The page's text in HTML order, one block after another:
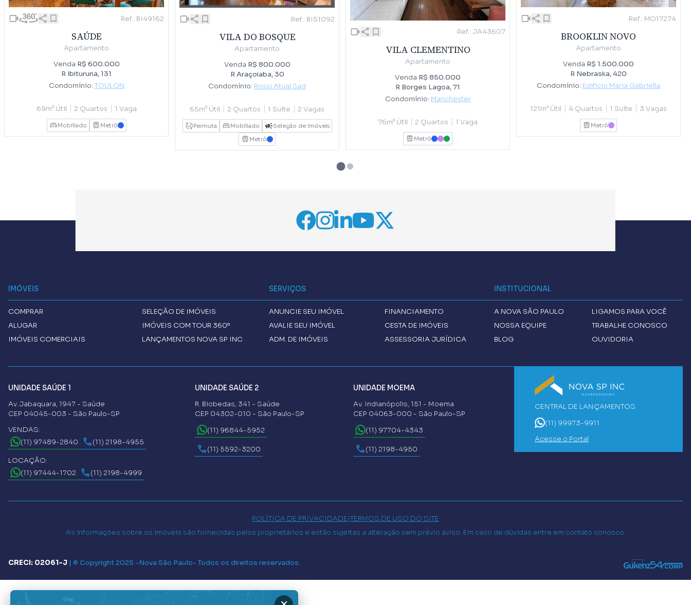
Ref.: BI49162
SAÚDE
Apartamento
Venda R$ 600.000
R Ibituruna, 131
Condomínio: TOULON
69m² Útil 2 Quartos 1 Vaga
Mobiliado Metrô AZUL
Ref.: BI51092
VILA DO BOSQUE
Apartamento
Venda R$ 800.000
R Araçoiaba, 30
Condomínio: Rossi Atual Sad
65m² Útil 2 Quartos 1 Suíte 2 Vagas
Permuta Mobiliado
Seleção de Imóveis
Metrô
AZUL
Ref.: JA43607
VILA CLEMENTINO
Apartamento
Venda R$ 850.000
R Borges Lagoa, 71
Condomínio: Manchester
76m² Útil | 2 Quartos | 1 Vaga
Metrô AZUL
LILASVERDE
Ref.: MO17274
BROOKLIN NOVO
Apartamento
Venda R$ 1.500.000
R Nebraska, 420
Condomínio: Edificio Maria Gabriella
121m² Útil 4 Quartos 1 Suíte 3 Vagas
Metrô LILAS
IMÓVEIS
COMPRAR
ALUGAR
IMÓVEIS COMERCIAIS
SELEÇÃO DE IMÓVEIS
IMÓVEIS COM TOUR 360º
LANÇAMENTOS NOVA SP INC
SERVIÇOS
ANUNCIE SEU IMÓVEL
AVALIE SEU IMÓVEL
ADM. DE IMÓVEIS
FINANCIAMENTO
CESTA DE IMÓVEIS
ASSESSORIA JURÍDICA
INSTITUCIONAL
A NOVA SÃO PAULO
NOSSA EQUIPE
BLOG
LIGAMOS PARA VOCÊ
TRABALHE CONOSCO
OUVIDORIA
UNIDADE SAÚDE 1
Av. Jabaquara, 1947 - Saúde
CEP 04045-003 - São Paulo-SP
VENDAS:
(11) 97489-2840
(11) 2198-4955
LOCAÇÃO:
(11) 97444-1702
(11) 2198-4999
UNIDADE SAÚDE 2
R. Biobedas, 341 - Saúde
CEP 04302-010 - São Paulo-SP
(11) 96844-5952
(11) 5592-3200
UNIDADE MOEMA
Av. Indianópolis, 151 - Moema
CEP 04063-000 - São Paulo-SP
(11) 97704-4343
(11) 2198-4950
CENTRAL DE LANÇAMENTOS
(11) 99973-9911
Acesse o Portal
POLÍTICA DE PRIVACIDADE|TERMOS DE USO DO SITE
As informações sobre os imóveis são fornecidas pelos proprietários e estão sujeitas a alteração sem prévio aviso. Em caso de dúvidas entre em contato conosco.
CRECI: 02061-J | © Copyright 2025 -Nova São Paulo- Todos os direitos reservados.